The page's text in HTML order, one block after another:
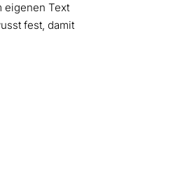
eigenen Text
fest, damit